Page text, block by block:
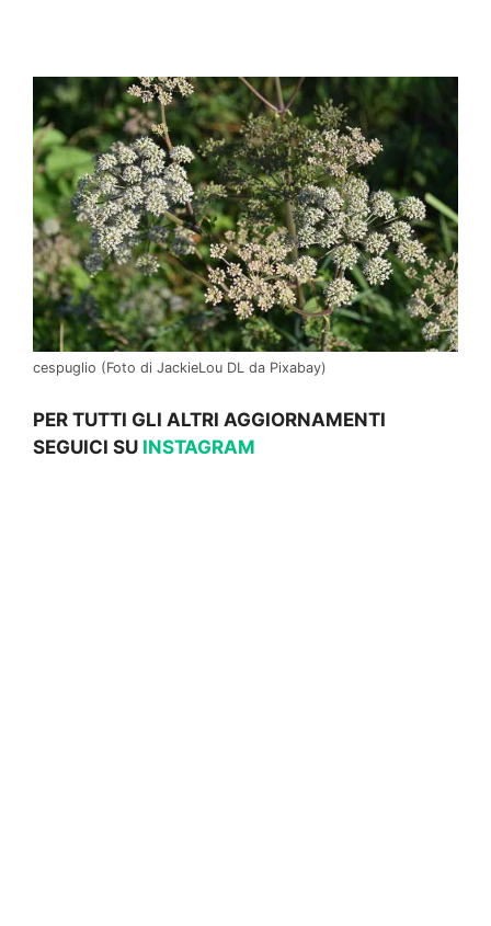
cespuglio (Foto di JackieLou DL da Pixabay)
PER TUTTI GLI ALTRI AGGIORNAMENTI
SEGUICI SU INSTAGRAM